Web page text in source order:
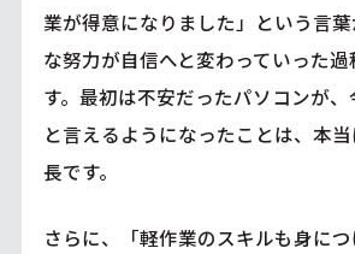
業が得意になりました」という言
な努力が自信へと変わっていった
す。最初は不安だったパソコンが、
と言えるようになったことは、本
長です。
さらに、「軽作業のスキルも身に